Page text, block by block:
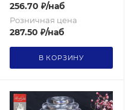
256.70 ₽/наб
Розничная цена
287.50 ₽/наб
В КОРЗИНУ